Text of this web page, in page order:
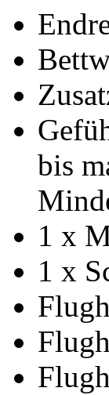
bis
1 x
1 x